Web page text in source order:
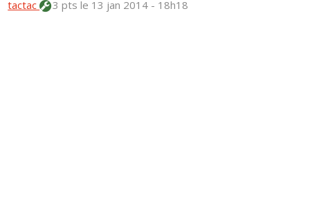
tactac
3 ptsle 13 jan 2014 - 18h18